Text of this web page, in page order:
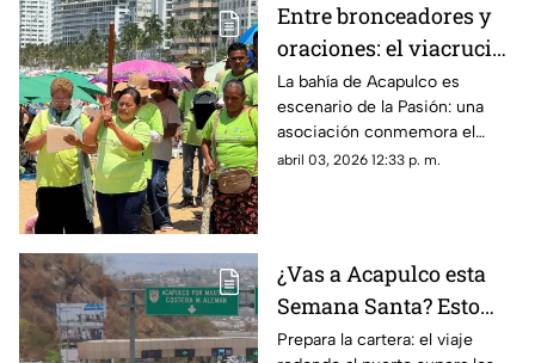
Entre bronceadores y
oraciones: el viacrucis
llega a playa Icacos
La bahía de Acapulco es
escenario de la Pasión: una
asociación conmemora el
Viernes Santo sobre la franja
abril 03, 2026 12:33 p. m.
¿Vas a Acapulco esta
Semana Santa? Esto
gastarás en casetas y
Prepara la cartera: el viaje